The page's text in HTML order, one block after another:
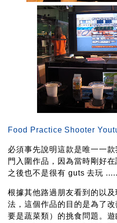
Food Practice Shooter
必須事先說明這款是唯一一
門入圍作品，因為當時剛好
之後也不是很有 guts 去玩 .....
根據其他路過朋友看到的以
法，這個作品的目的是為了
要是蔬菜類）的挑食問題。遊